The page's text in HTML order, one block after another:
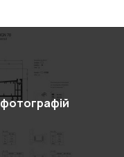
фотографій